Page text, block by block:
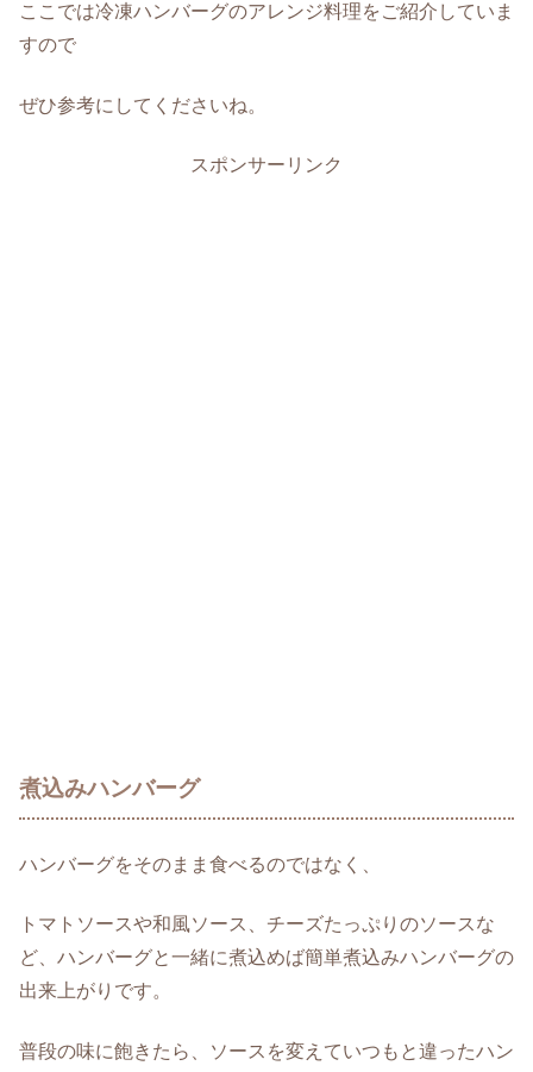
ここでは冷凍ハンバーグのアレンジ料理をご紹介していま
すので
ぜひ参考にしてくださいね。
スポンサーリンク
煮込みハンバーグ
ハンバーグをそのまま食べるのではなく、
トマトソースや和風ソース、チーズたっぷりのソースな
ど、ハンバーグと一緒に煮込めば簡単煮込みハンバーグの
出来上がりです。
普段の味に飽きたら、ソースを変えていつもと違ったハン